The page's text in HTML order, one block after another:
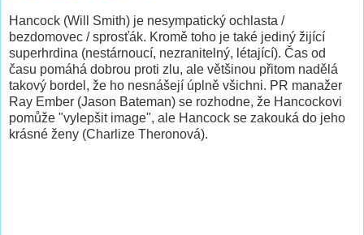
Hancock (Will Smith) je nesympatický ochlasta /
bezdomovec / sprosťák. Kromě toho je také jediný žijící
superhrdina (nestárnoucí, nezranitelný, létající). Čas od
času pomáhá dobrou proti zlu, ale většinou přitom nadělá
takový bordel, že ho nesnášejí úplně všichni. PR manažer
Ray Ember (Jason Bateman) se rozhodne, že Hancockovi
pomůže "vylepšit image", ale Hancock se zakouká do jeho
krásné ženy (Charlize Theronová).